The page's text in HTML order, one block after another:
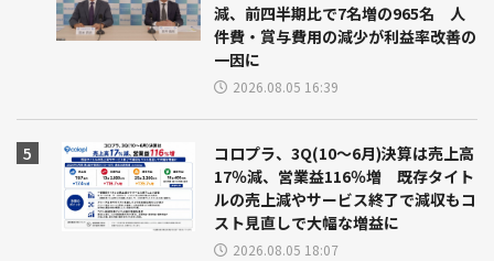
減、前四半期比で7名増の965名 人
件費・賞与費用の減少が利益率改善の
一因に
2026.08.05 16:39
コロプラ、3Q(10～6月)決算は売上高
17％減、営業益116％増 既存タイト
ルの売上減やサービス終了で減収もコ
スト見直しで大幅な増益に
2026.08.05 18:07